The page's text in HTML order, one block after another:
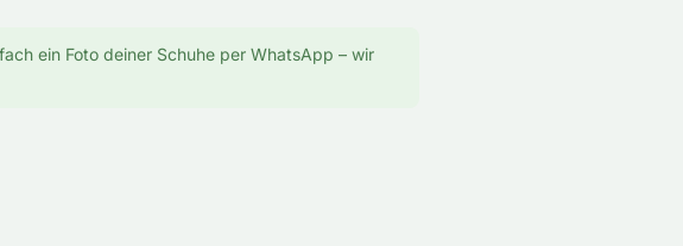
ein Foto deiner Schuhe per WhatsApp – wir